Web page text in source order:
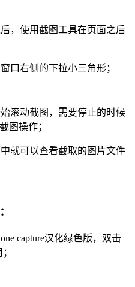
，使用截图工具在页面之后
口右侧的下拉小三角形；
滚动截图，需要停止的时候
图操作；
就可以查看截取的图片文件
capture汉化绿色版，双击